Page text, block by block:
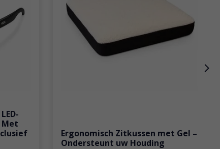
Met
Ergonomisch Zitkussen met Gel –
Ondersteunt uw Houding